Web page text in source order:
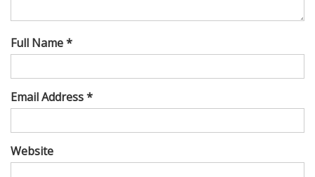
Full Name *
Email Address *
Website